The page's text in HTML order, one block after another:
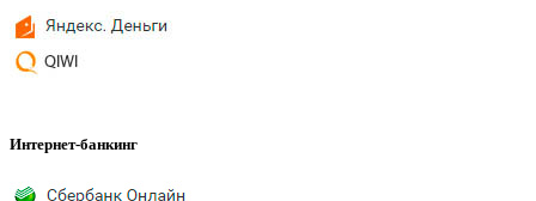
Интернет-банкинг